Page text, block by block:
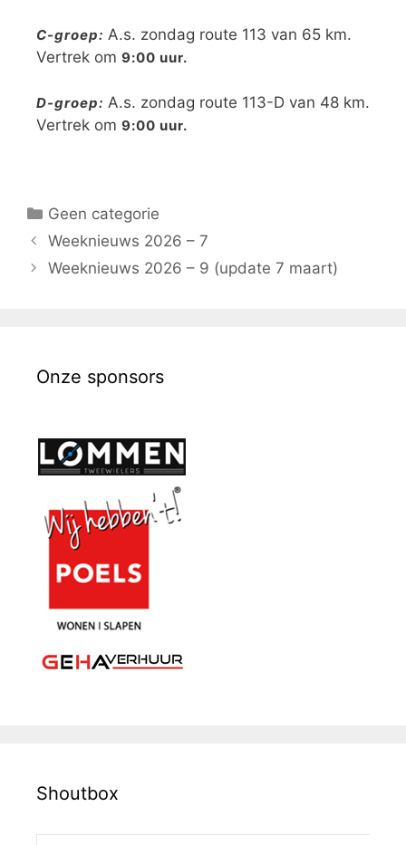
C-groep: A.s. zondag route 113 van 65 km.
Vertrek om 9:00 uur.
D-groep: A.s. zondag route 113-D van 48 km.
Vertrek om 9:00 uur.
Geen categorie
Weeknieuws 2026 – 7
Weeknieuws 2026 – 9 (update 7 maart)
Onze sponsors
Shoutbox